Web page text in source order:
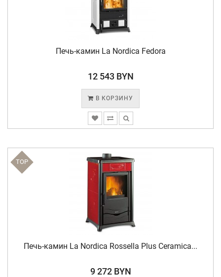
Печь-камин La Nordica Fedora
12 543 BYN
В КОРЗИНУ
TOP
Печь-камин La Nordica Rossella Plus Ceramica...
9 272 BYN